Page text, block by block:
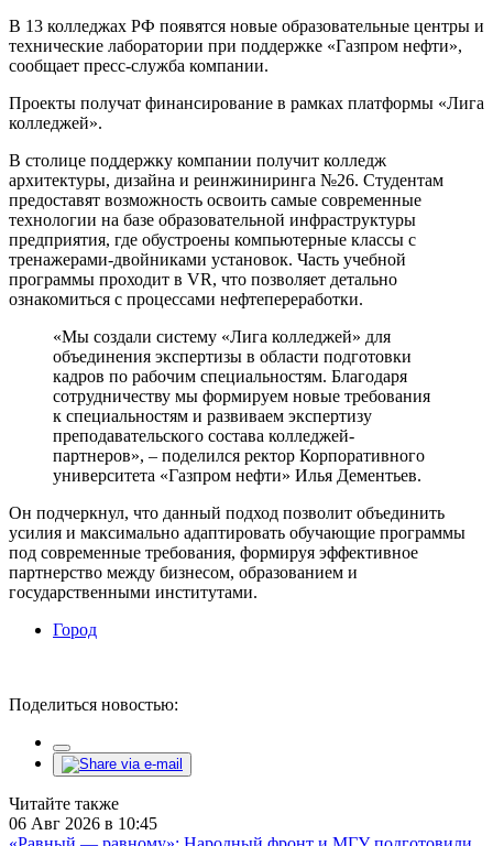
В 13 колледжах РФ появятся новые образовательные центры и
технические лаборатории при поддержке «Газпром нефти»,
сообщает пресс-служба компании.
Проекты получат финансирование в рамках платформы «Лига
колледжей».
В столице поддержку компании получит колледж
архитектуры, дизайна и реинжиниринга №26. Студентам
предоставят возможность освоить самые современные
технологии на базе образовательной инфраструктуры
предприятия, где обустроены компьютерные классы с
тренажерами-двойниками установок. Часть учебной
программы проходит в VR, что позволяет детально
ознакомиться с процессами нефтепереработки.
«Мы создали систему «Лига колледжей» для
объединения экспертизы в области подготовки
кадров по рабочим специальностям. Благодаря
сотрудничеству мы формируем новые требования
к специальностям и развиваем экспертизу
преподавательского состава колледжей-
партнеров», – поделился ректор Корпоративного
университета «Газпром нефти» Илья Дементьев.
Он подчеркнул, что данный подход позволит объединить
усилия и максимально адаптировать обучающие программы
под современные требования, формируя эффективное
партнерство между бизнесом, образованием и
государственными институтами.
Город
Поделиться новостью:
Читайте также
06 Авг 2026 в 10:45